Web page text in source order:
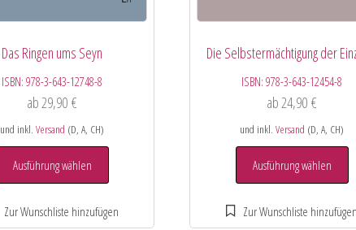
Das Ringen ums Seyn
ISBN:978-3-643-12748-8
ab 29,90€
und inkl.Versand (D, A, CH)
Ausführung wählen
Die Selbstermächtigung der
ISBN:978-3-643-12454-8
ab 24,90€
und inkl.Versand (D, A, CH)
Ausführung wählen